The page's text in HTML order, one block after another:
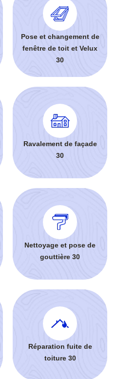
Pose et changement de
fenêtre de toit et Velux
30
Ravalement de façade
30
Nettoyage et pose de
gouttière 30
Réparation fuite de
toiture 30